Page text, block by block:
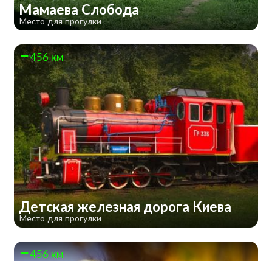
Мамаева Слобода
Место для прогулки
456 км
Детская железная дорога Киева
Место для прогулки
456 км